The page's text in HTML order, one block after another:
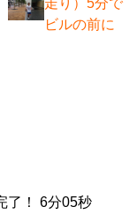
走り）5分で
ビルの前に